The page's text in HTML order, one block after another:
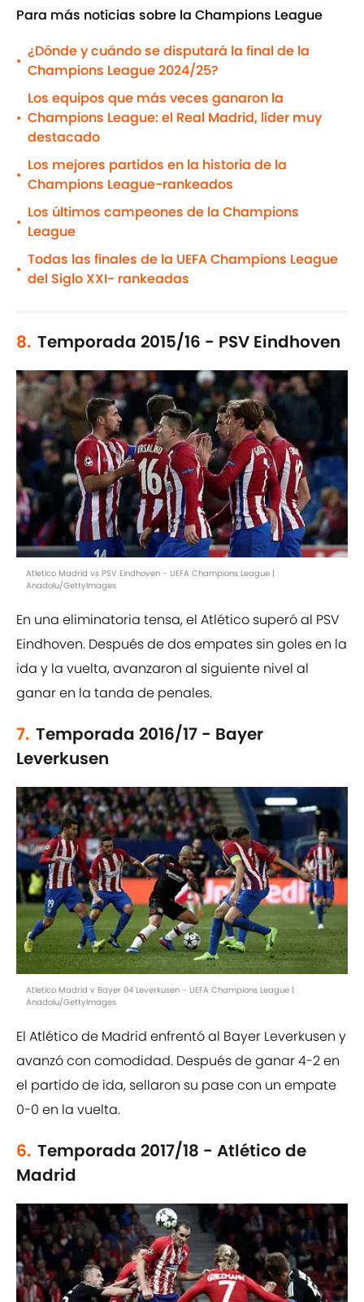
Para más noticias sobre la Champions League
•
¿Dónde y cuándo se disputará la final de la
Champions League 2024/25?
•
Los equipos que más veces ganaron la
Champions League: el Real Madrid, líder muy
destacado
•
Los mejores partidos en la historia de la
Champions League-rankeados
•
Los últimos campeones de la Champions
League
•
Todas las finales de la UEFA Champions League
del Siglo XXI- rankeadas
8. Temporada 2015/16 - PSV Eindhoven
Atletico Madrid vs PSV Eindhoven - UEFA Champions League |
Anadolu/GettyImages
En una eliminatoria tensa, el Atlético superó al PSV
Eindhoven. Después de dos empates sin goles en la
ida y la vuelta, avanzaron al siguiente nivel al
ganar en la tanda de penales.
7. Temporada 2016/17 - Bayer
Leverkusen
Atletico Madrid v Bayer 04 Leverkusen - UEFA Champions League |
Anadolu/GettyImages
El Atlético de Madrid enfrentó al Bayer Leverkusen y
avanzó con comodidad. Después de ganar 4-2 en
el partido de ida, sellaron su pase con un empate
0-0 en la vuelta.
6. Temporada 2017/18 - Atlético de
Madrid